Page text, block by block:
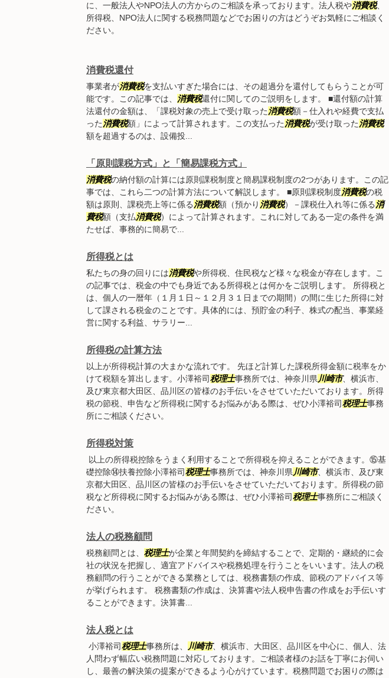
に、一般法人やNPO法人の方からのご相談を承っております。法人税や消費税、
所得税、NPO法人に関する税務問題などでお困りの方はどうぞお気軽にご相談く
ださい。
消費税還付
事業者が消費税を支払いすぎた場合には、その超過分を還付してもらうことが可
能です。この記事では、
消費税還付に関してのご説明をします。 ■還付額の計算
法還付の金額は、「課税対象の売上で受け取った 消費税額－仕入れや経費で支払
った 消費税額」によって計算されます。この支払った 消費税が受け取った 消費税
額を超過するのは、設備投...
「原則課税方式」と「簡易課税方式」
消費税の納付額の計算には原則課税制度と簡易課税制度の2つがあります。この記
事では、これら二つの計算方法について解説します。 ■原則課税制度消費税の税
額は原則、課税売上等に係る 消費税額（預かり 消費税）－課税仕入れ等に係る 消
費税額（支払消費税）によって計算されます。これに対してある一定の条件を満
たせば、事務的に簡易で...
所得税とは
私たちの身の回りには消費税や所得税、住民税など様々な税金が存在します。こ
の記事では、税金の中でも身近である所得税とは何かをご説明します。 所得税と
は、個人の一暦年（１月１日～１２月３１日までの期間）の間に生じた所得に対
して課される税金のことです。具体的には、預貯金の利子、株式の配当、事業経
営に関する利益、サラリー...
所得税の計算方法
以上が所得税計算の大まかな流れです。 先ほど計算した課税所得金額に税率をか
けて税額を算出します。小澤裕司税理士事務所では、神奈川県 川崎市、横浜市、
及び東京都大田区、品川区の皆様のお手伝いをさせていただいております。所得
税の節税、申告など所得税に関するお悩みがある際は、ぜひ小澤裕司税理士事務
所にご相談ください。
所得税対策
以上の所得税控除をうまく利用することで所得税を抑えることができます。⑮基
礎控除⑭扶養控除小澤裕司税理士事務所では、神奈川県 川崎市、横浜市、及び東
京都大田区、品川区の皆様のお手伝いをさせていただいております。所得税の節
税など所得税に関するお悩みがある際は、ぜひ小澤裕司税理士事務所にご相談く
ださい。
法人の税務顧問
税務顧問とは、 税理士が企業と年間契約を締結することで、定期的・継続的に会
社の状況を把握し、適宜アドバイスや税務処理を行うことをいいます。法人の税
務顧問の行うことができる業務としては、税務書類の作成、節税のアドバイス等
が挙げられます。 税務書類の作成は、決算書や法人税申告書の作成をお手伝いす
ることができます。決算書...
法人税とは
小澤裕司税理士事務所は、 川崎市、横浜市、大田区、品川区を中心に、個人、法
人問わず幅広い税務問題に対応しております。ご相談者様のお話を丁寧にお伺い
し、最善の解決策の提案ができるよう心がけています。税務問題でお困りの際は